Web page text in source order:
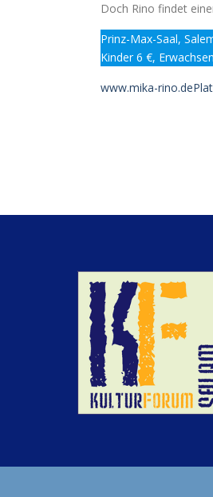
Doch Rino findet
Prinz-Max-Saal,
Kinder 6 €,
www.mika-rino.de